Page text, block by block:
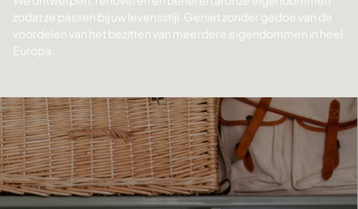
zodat ze passen bij uw levensstijl. Geniet zonder gedoe van de
voordelen van het bezitten van meerdere eigendommen in heel
Europa.